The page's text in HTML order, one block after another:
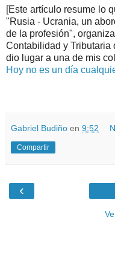
[Este artículo resume lo
"Rusia - Ucrania, un
de la profesión",
Contabilidad y Tributaria
dio lugar a una de mis
Hoy no es un día
Gabriel Budiño en 9:52
Compartir
‹